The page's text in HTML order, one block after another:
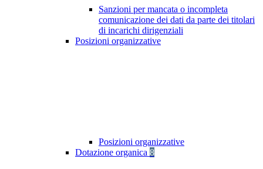
Sanzioni per mancata o incompleta
comunicazione dei dati da parte dei titolari
di incarichi dirigenziali
Posizioni organizzative
Posizioni organizzative
Dotazione organica 8